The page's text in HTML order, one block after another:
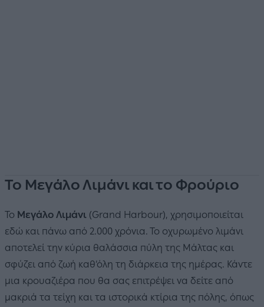
Το Μεγάλο Λιμάνι και το Φρούριο
Το Μεγάλο Λιμάνι (Grand Harbour), χρησιμοποιείται
εδώ και πάνω από 2.000 χρόνια. Το οχυρωμένο λιμάνι
αποτελεί την κύρια θαλάσσια πύλη της Μάλτας και
σφύζει από ζωή καθ’όλη τη διάρκεια της ημέρας. Κάντε
μια κρουαζιέρα που θα σας επιτρέψει να δείτε από
μακριά τα τείχη και τα ιστορικά κτίρια της πόλης, όπως